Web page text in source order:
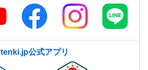
tenki.jp公式アプリ